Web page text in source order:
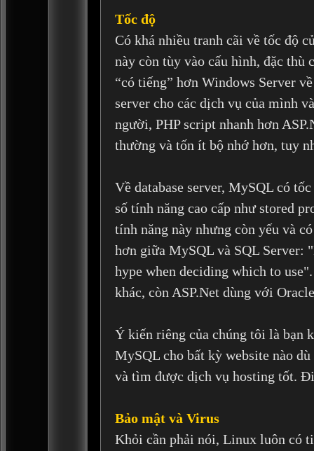
Tốc độ
Có khá nhiều tranh cãi về tốc độ
này còn tùy vào cấu hình, đặc thù
“có tiếng” hơn Windows Server
server cho các dịch vụ của mình
người, PHP script nhanh hơn
thường và tốn ít bộ nhớ hơn, tuy
Về database server, MySQL có
số tính năng cao cấp như stored
tính năng này nhưng còn yếu và
hơn giữa MySQL và SQL Server:
hype when deciding which to
khác, còn ASP.Net dùng với
Ý kiến riêng của chúng tôi là bạn
MySQL cho bất kỳ website nào
và tìm được dịch vụ hosting tốt.
Bảo mật và Virus
Khỏi cần phải nói, Linux luôn có